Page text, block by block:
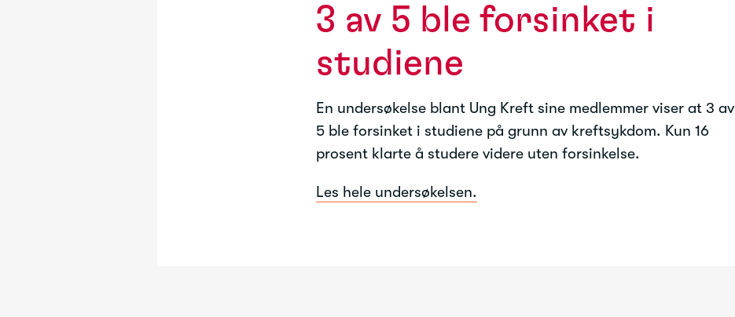
3 av 5 ble forsinket i
studiene
En undersøkelse blant Ung Kreft sine medlemmer viser at 3 av
5 ble forsinket i studiene på grunn av kreftsykdom. Kun 16
prosent klarte å studere videre uten forsinkelse.
Les hele undersøkelsen.